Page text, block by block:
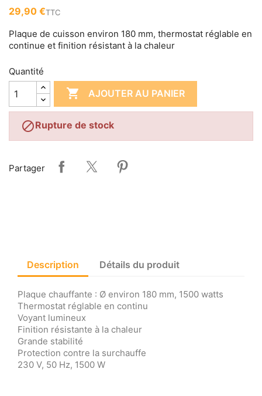
29,90 €TTC
Plaque de cuisson environ 180 mm, thermostat réglable en
continue et finition résistant à la chaleur
Quantité
 AJOUTER AU PANIER
Rupture de stock
Partager
Description Détails du produit
Plaque chauffante : Ø environ 180 mm, 1500 watts
Thermostat réglable en continu
Voyant lumineux
Finition résistante à la chaleur
Grande stabilité
Protection contre la surchauffe
230 V, 50 Hz, 1500 W